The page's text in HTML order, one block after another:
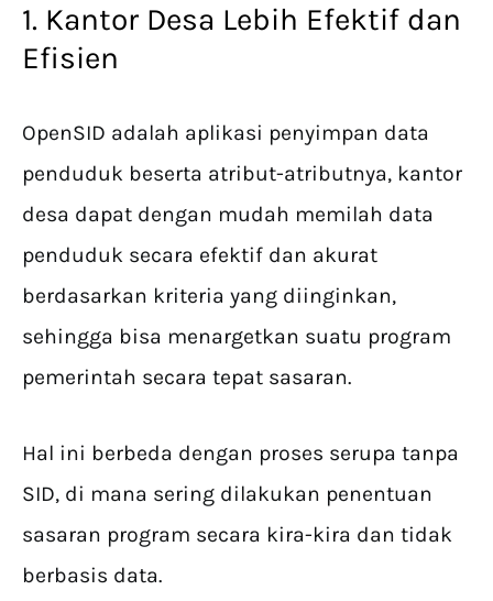
1. Kantor Desa Lebih Efektif dan
Efisien
OpenSID adalah aplikasi penyimpan data
penduduk beserta atribut-atributnya, kantor
desa dapat dengan mudah memilah data
penduduk secara efektif dan akurat
berdasarkan kriteria yang diinginkan,
sehingga bisa menargetkan suatu program
pemerintah secara tepat sasaran.
Hal ini berbeda dengan proses serupa tanpa
SID, di mana sering dilakukan penentuan
sasaran program secara kira-kira dan tidak
berbasis data.